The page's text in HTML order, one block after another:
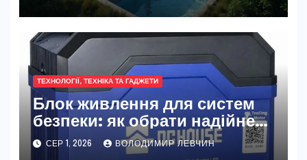
ТЕХНОЛОГІЇ, ТЕХНІКА ТА ГАДЖЕТИ
Блок живлення для систем
безпеки: як обрати надійне
джерело живлення
СЕР 1, 2026 ВОЛОДИМИР ЛЕВЧИН